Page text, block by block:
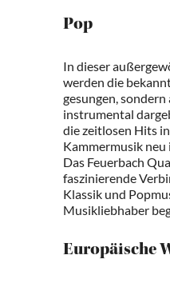
Pop
In dieser
werden die
gesungen,
instrumental
die zeitlosen Hits
Kammermusik
Das Feuerbach
faszinierende
Klassik und
Musikliebhaber
Europäische